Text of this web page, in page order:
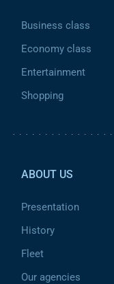
Business class
Economy class
Entertainment
Shopping
ABOUT US
Presentation
History
Fleet
Our agencies